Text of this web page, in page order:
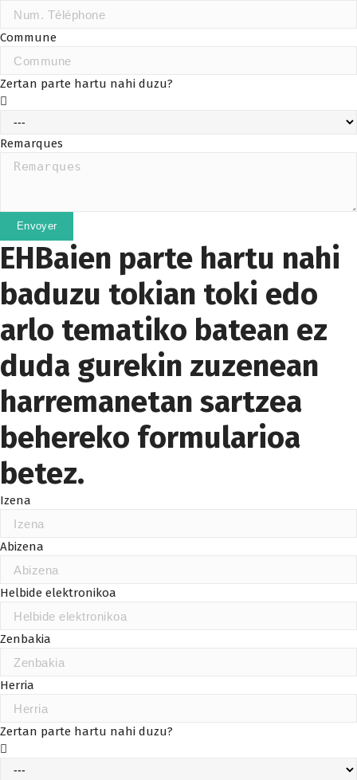
Commune
Zertan parte hartu nahi duzu?
Remarques
Envoyer
EHBaien parte hartu nahi
baduzu tokian toki edo
arlo tematiko batean ez
duda gurekin zuzenean
harremanetan sartzea
behereko formularioa
betez.
Izena
Abizena
Helbide elektronikoa
Zenbakia
Herria
Zertan parte hartu nahi duzu?